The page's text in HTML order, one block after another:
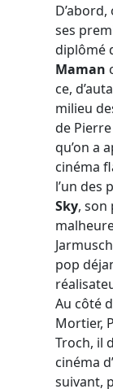
ses
diplômé
Maman
ce,
milieu
de
qu’on a
cinéma
l’un des
Sky, son
pop
Au côté
Mortier,
Troch, il
cinéma
suivant,